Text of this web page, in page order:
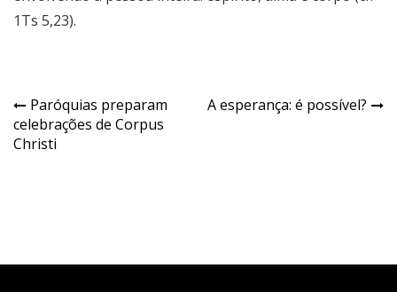
1Ts 5,23).
Navegação
de
Paróquias preparam
celebrações de Corpus
Christi
A esperança: é possível?